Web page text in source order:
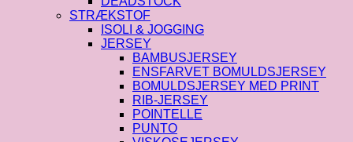
STRÆKSTOF
ISOLI & JOGGING
JERSEY
BAMBUSJERSEY
ENSFARVET BOMULDSJERSEY
BOMULDSJERSEY MED PRINT
RIB-JERSEY
POINTELLE
PUNTO